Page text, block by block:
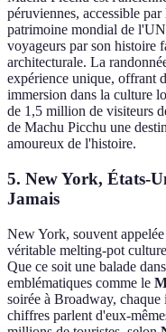
péruviennes, accessible
patrimoine mondial de
voyageurs par son histoire
architecturale. La
expérience unique, offrant
immersion dans la culture
de 1,5 million de visiteurs
de Machu Picchu une
amoureux de l'histoire.
5. New York, États-
Jamais
New York, souvent
véritable melting-pot
Que ce soit une balade
emblématiques comme le
soirée à Broadway,
chiffres parlent d'eux-